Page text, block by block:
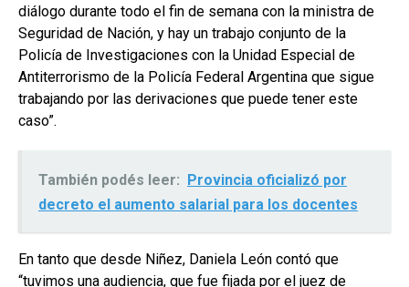
diálogo durante todo el fin de semana con la ministra de
Seguridad de Nación, y hay un trabajo conjunto de la
Policía de Investigaciones con la Unidad Especial de
Antiterrorismo de la Policía Federal Argentina que sigue
trabajando por las derivaciones que puede tener este
caso”.
También podés leer:
Provincia oficializó por
decreto el aumento salarial para los docentes
En tanto que desde Niñez, Daniela León contó que
“tuvimos una audiencia, que fue fijada por el juez de